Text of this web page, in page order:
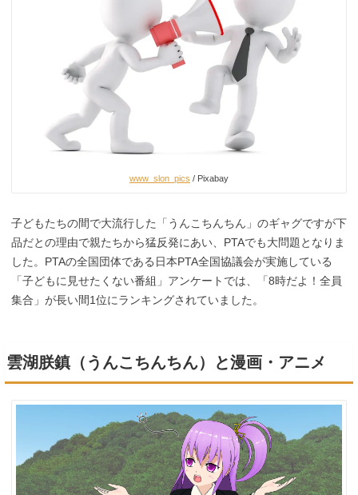
www_slon_pics / Pixabay
子どもたちの間で大流行した「うんこちんちん」のギャグですが下
品だとの理由で親たちから猛反発にあい、PTAでも大問題となりま
した。PTAの全国団体である日本PTA全国協議会が実施している
「子どもに見せたくない番組」アンケートでは、「8時だよ！全員
集合」が長い間1位にランキングされていました。
雲湖朕鎮（うんこちんちん）と漫画・アニメ